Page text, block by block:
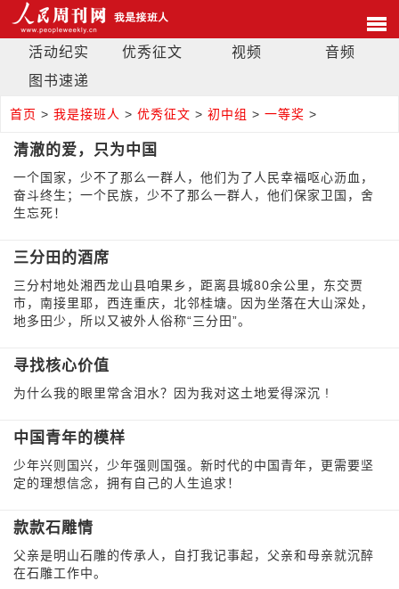
活动纪实 优秀征文 视频
音频
图书速递
首页 > 我是接班人 > 优秀征文 > 初中组 > 一等奖 >
清澈的爱，只为中国
一个国家，少不了那么一群人，他们为了人民幸福呕心沥血，
奋斗终生；一个民族，少不了那么一群人，他们保家卫国，舍
生忘死！
三分田的酒席
三分村地处湘西龙山县咱果乡，距离县城80余公里，东交贾
市，南接里耶，西连重庆，北邻桂塘。因为坐落在大山深处，
地多田少，所以又被外人俗称“三分田”。
寻找核心价值
为什么我的眼里常含泪水？因为我对这土地爱得深沉 !
中国青年的模样
少年兴则国兴，少年强则国强。新时代的中国青年，更需要坚
定的理想信念，拥有自己的人生追求！
款款石雕情
父亲是明山石雕的传承人，自打我记事起，父亲和母亲就沉醉
在石雕工作中。